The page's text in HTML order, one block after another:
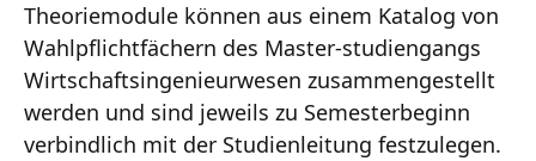
Theoriemodule können aus einem Katalog von
Wahlpflichtfächern des Master-studiengangs
Wirtschaftsingenieurwesen zusammengestellt
werden und sind jeweils zu Semesterbeginn
verbindlich mit der Studienleitung festzulegen.